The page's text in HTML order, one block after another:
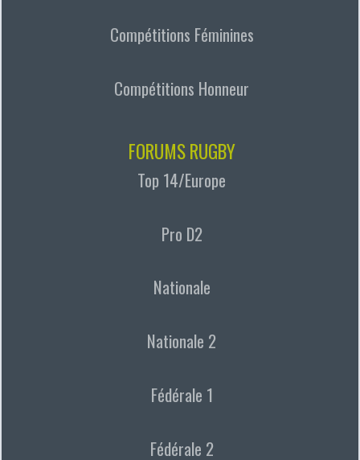
Compétitions Féminines
Compétitions Honneur
FORUMS RUGBY
Top 14/Europe
Pro D2
Nationale
Nationale 2
Fédérale 1
Fédérale 2